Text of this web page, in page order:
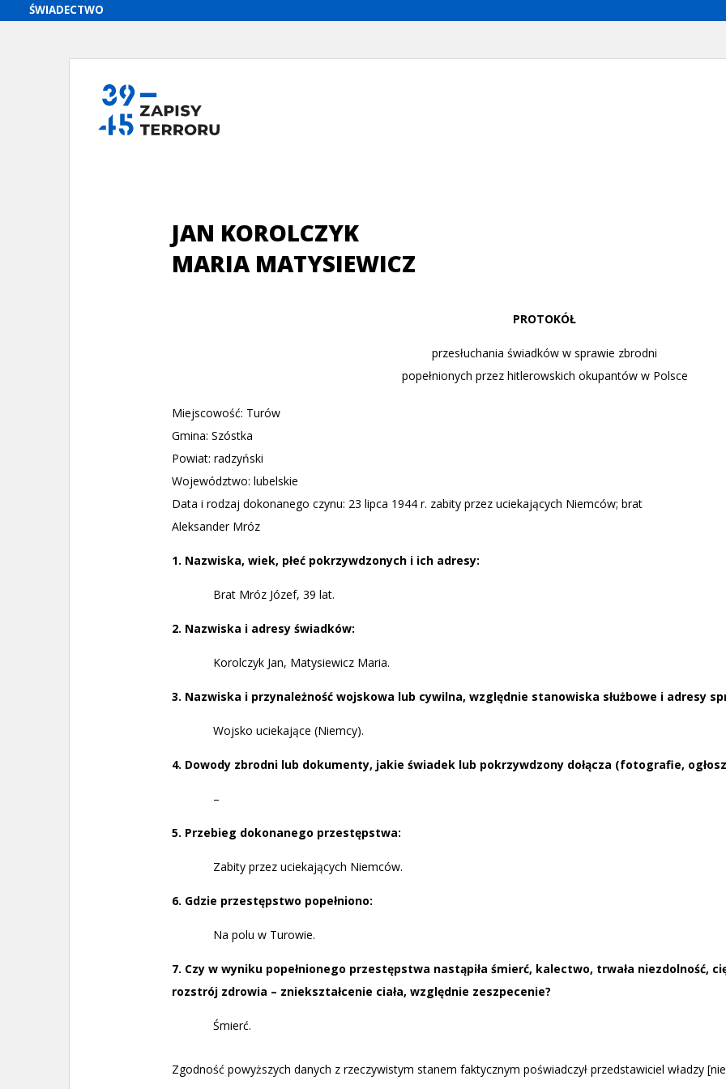
JAN KOROLCZYK
MARIA MATYSIEWICZ
PROTOKÓŁ
przesłuchania świadków w sprawie zbrodni
popełnionych przez hitlerowskich okupantów w Polsce
Miejscowość: Turów
Gmina: Szóstka
Powiat: radzyński
Województwo: lubelskie
Data i rodzaj dokonanego czynu: 23 lipca 1944 r. zabity przez uciekających Niemców; brat
Aleksander Mróz
1. Nazwiska, wiek, płeć pokrzywdzonych i ich adresy:
Brat Mróz Józef, 39 lat.
2. Nazwiska i adresy świadków:
Korolczyk Jan, Matysiewicz Maria.
3. Nazwiska i przynależność wojskowa lub cywilna, względnie stanowiska służbowe i adresy
Wojsko uciekające (Niemcy).
4. Dowody zbrodni lub dokumenty, jakie świadek lub pokrzywdzony dołącza (fotografie,
–
5. Przebieg dokonanego przestępstwa:
Zabity przez uciekających Niemców.
6. Gdzie przestępstwo popełniono:
Na polu w Turowie.
7. Czy w wyniku popełnionego przestępstwa nastąpiła śmierć, kalectwo, trwała niezdolność,
rozstrój zdrowia – zniekształcenie ciała, względnie zeszpecenie?
Śmierć.
Zgodność powyższych danych z rzeczywistym stanem faktycznym poświadczył przedstawiciel władzy